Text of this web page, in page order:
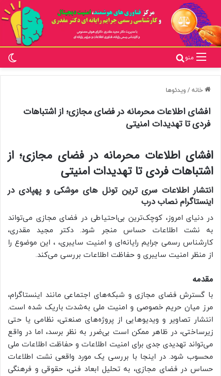
منو
خانه / ویدئوها
افشای اطلاعات محرمانه در فضای مجازی؛ از اشتباهات
فردی تا تهدیدات امنیتی
افشای اطلاعات محرمانه در فضای مجازی؛ از
اشتباهات فردی تا تهدیدات امنیتی
انتشار اطلاعات سری ترین تونل های موشکی و پهپادی در
اینستاگرام نصاب درب
در دنیای امروز، کوچک‌ترین بی‌احتیاطی در فضای مجازی می‌تواند
به نشت اطلاعات حساس منجر شود. دکتر مجید مقدری،
کارشناس رسمی جرایم رایانه‌ای و امنیت سایبری، ، این موضوع را
از منظر امنیت سایبری و حفاظت اطلاعات بررسی می‌کند.
مقدمه
با گسترش فضای مجازی و شبکه‌های اجتماعی مانند اینستاگرام،
مرز میان حریم خصوصی و امنیت ملی به‌شدت باریک شده است.
انتشار تصاویر و ویدیوهایی از پروژه‌های صنعتی، نظامی یا حتی
زیرساختی، در ظاهر ممکن است بی‌ضرر به نظر برسد، اما در واقع
می‌تواند تهدیدی جدی برای امنیت اطلاعات و حفاظت اطلاعات ملی
محسوب شود. در اینجا با بررسی یک مورد واقعی نشت اطلاعات
حساس در فضای مجازی، به تحلیل ابعاد فنی، حقوقی و فرهنگی